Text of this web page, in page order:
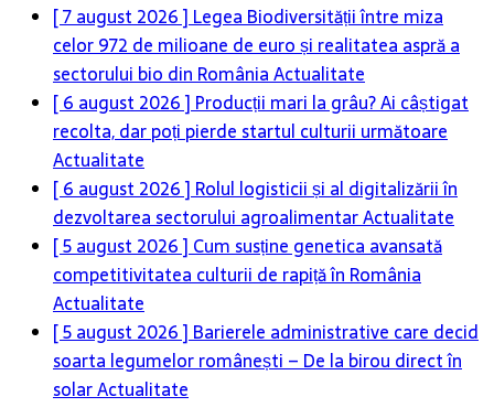
[ 7 august 2026 ] Legea Biodiversității între miza
celor 972 de milioane de euro și realitatea aspră a
sectorului bio din RomâniaActualitate
[ 6 august 2026 ] Producții mari la grâu? Ai câștigat
recolta, dar poți pierde startul culturii următoare
Actualitate
[ 6 august 2026 ] Rolul logisticii și al digitalizării în
dezvoltarea sectorului agroalimentarActualitate
[ 5 august 2026 ] Cum susține genetica avansată
competitivitatea culturii de rapiță în România
Actualitate
[ 5 august 2026 ] Barierele administrative care decid
soarta legumelor românești – De la birou direct în
solarActualitate